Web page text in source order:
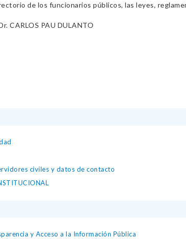
de los funcionarios públicos, las leyes,
CARLOS PAU DULANTO
civiles y datos de contacto
y Acceso a la Información Pública